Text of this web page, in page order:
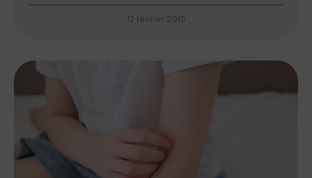
12 février 2019